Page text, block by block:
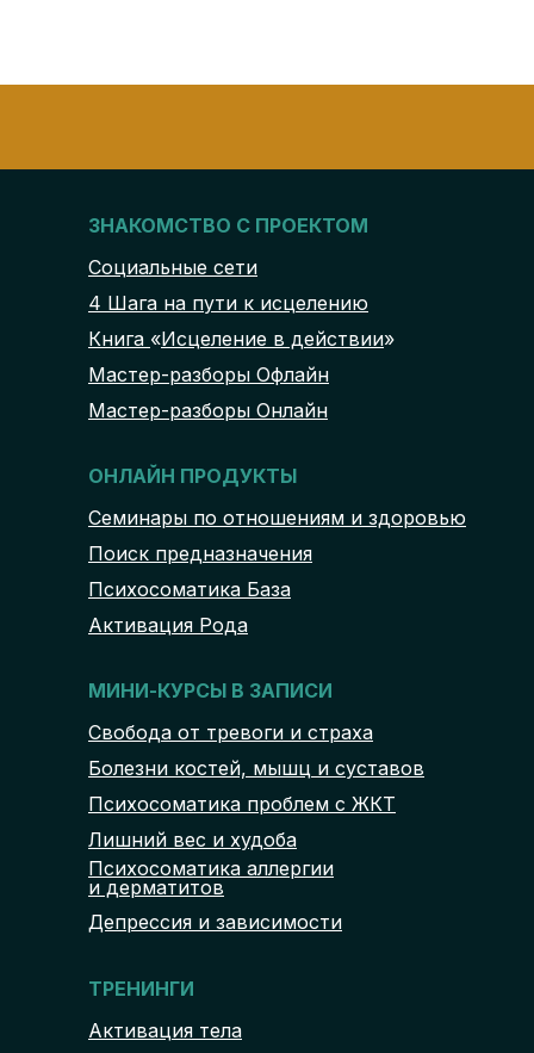
МИНИ-КУРСЫ В ЗАПИСИ
Болезни костей, мышц и суставов
Психосоматика проблем с ЖКТ
Лишний вес и худоба
Свобода от тревоги и страха
Психосоматика аллергии
и дерматитов
Депрессия и зависимости
ЗНАКОМСТВО С ПРОЕКТОМ
Семинары по отношениям и здоровью
4 Шага на пути к исцелению
Мастер-разборы Онлайн
Мастер-разборы Офлайн
Книга «Исцеление в действии»
ТРЕНИНГИ
ОНЛАЙН ПРОДУКТЫ
Активация тела
Психосоматика База
Активация Рода
Социальные сети
Поиск предназначения